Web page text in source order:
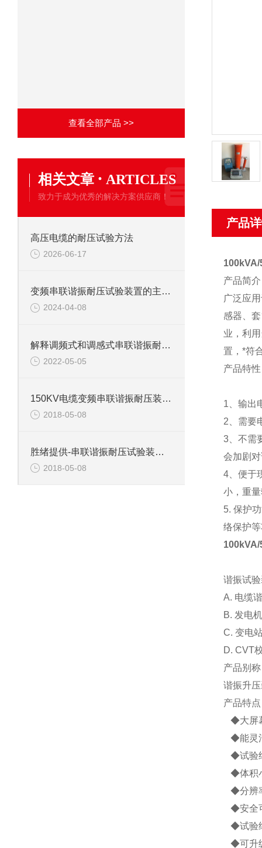
查看全部产品 >>
相关文章 · ARTICLES
致力于成为优秀的解决方案供应商！
高压电缆的耐压试验方法
2026-06-17
变频串联谐振耐压试验装置的主要应用
2024-04-08
解释调频式和调感式串联谐振耐压试验装置有什么区别？
2022-05-05
150KV电缆变频串联谐振耐压装置介绍
2018-05-08
胜绪提供-串联谐振耐压试验装置主要功能
2018-05-08
产品
100kVA/
产品简介
广泛应
感器、
业，利
置，*符
产品特性
1、输出
2、需要
3、不需
会加剧
4、便于
小，重
5. 保护
络保护
100kVA/
谐振试
A. 电缆
B. 发电
C. 变电
D. CVT
产品别称
谐振升
产品特点
◆大屏
◆能灵
◆试验
◆体积
◆分辨
◆安全
◆试验
◆可升